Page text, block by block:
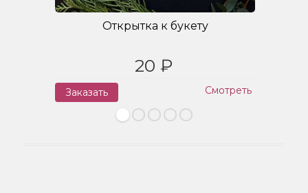
Открытка к букету
20 ₽
Заказать Смотреть